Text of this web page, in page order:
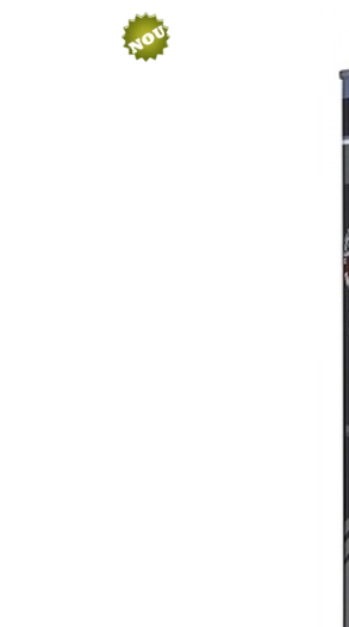
Curatare geamuri auto